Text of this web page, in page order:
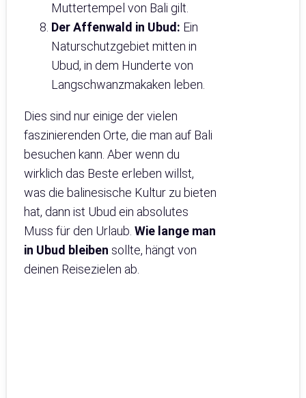
Muttertempel von Bali gilt.
Der Affenwald in Ubud: Ein
Naturschutzgebiet mitten in
Ubud, in dem Hunderte von
Langschwanzmakaken leben.
Dies sind nur einige der vielen
faszinierenden Orte, die man auf Bali
besuchen kann. Aber wenn du
wirklich das Beste erleben willst,
was die balinesische Kultur zu bieten
hat, dann ist Ubud ein absolutes
Muss für den Urlaub. Wie lange man
in Ubud bleiben sollte, hängt von
deinen Reisezielen ab.